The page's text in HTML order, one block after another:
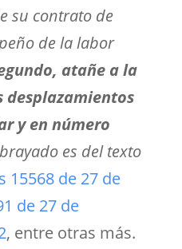
su contrato de
de la labor
atañe a la
y en número
es del texto
15568 de 27 de
de 27 de
, entre otras más.